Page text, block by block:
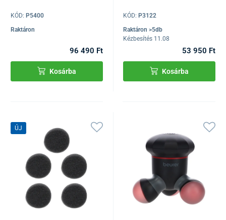
KÓD: P5400
Raktáron
96 490 Ft
Kosárba
KÓD: P3122
Raktáron >5db
Kézbesítés 11.08
53 950 Ft
Kosárba
ÚJ